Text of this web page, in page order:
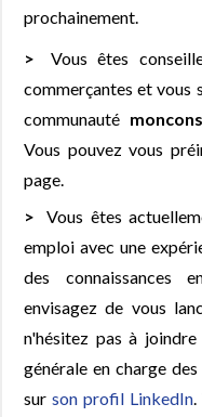
prochainement.
Vous êtes
commerçantes et vous
communauté
Vous pouvez vous
page.
Vous êtes
emploi avec une
des connaissances
envisagez de vous
n'hésitez pas à joindre
générale en charge
sur son profil LinkedIn.